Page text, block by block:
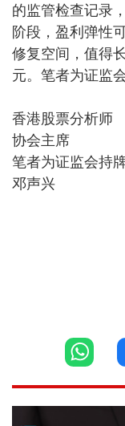
的监管检查记录
阶段，盈利弹性
修复空间，值得
元。笔者为证监
香港股票分析师
协会主席
笔者为证监会持
邓声兴